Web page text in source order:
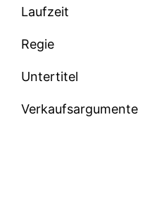
Laufzeit
Regie
Untertitel
Verkaufsargumente